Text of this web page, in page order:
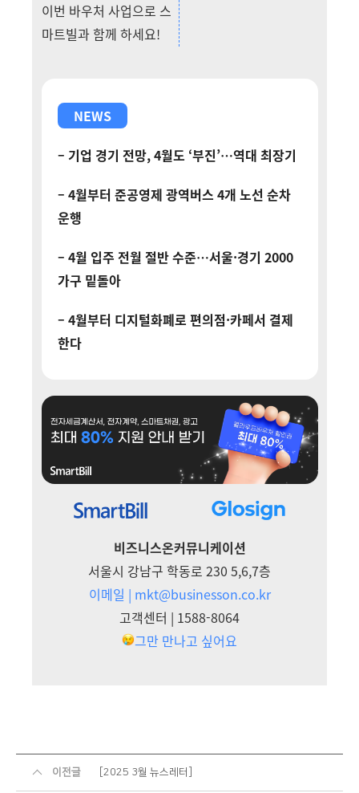
이번 바우처 사업으로 스
마트빌과 함께 하세요!
NEWS
– 기업 경기 전망, 4월도 ‘부진’…역대 최장기
– 4월부터 준공영제 광역버스 4개 노선 순차
운행
– 4월 입주 전월 절반 수준…서울·경기 2000
가구 밑돌아
– 4월부터 디지털화폐로 편의점·카페서 결제
한다
비즈니스온커뮤니케이션
서울시 강남구 학동로 230 5,6,7층
이메일 | mkt@businesson.co.kr
고객센터 | 1588-8064
그만 만나고 싶어요
이전글 [2025 3월 뉴스레터]